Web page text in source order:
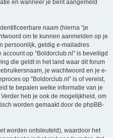
en wanneer je bent aangemeld
naam (hierna “je
om te kunnen aanmelden op je
persoonlijk, geldig e-mailadres
op “Boldorclub.nl” is beveiligd
die geldt in het land waar dit forum
je wachtwoord en je e-
op “Boldorclub.nl” is of vereist,
te bepalen welke informatie van je
heb je ook de mogelijkheid, om
worden gemaakt door de phpBB-
worden ontsleuteld), waardoor het